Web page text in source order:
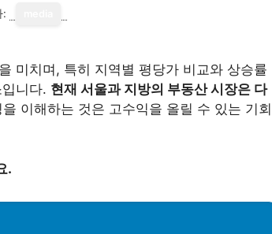
:
미치며, 특히 지역별 평당가 비교와 상승률
니다. 현재 서울과 지방의 부동산 시장은 다
이해하는 것은 고수익을 올릴 수 있는 기회
.